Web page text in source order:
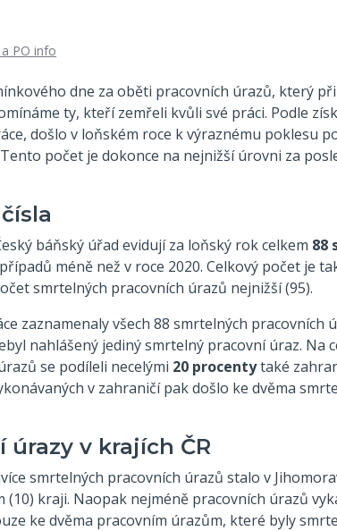
PO info
dne za oběti pracovních úrazů, který
ty, kteří zemřeli kvůli své práci. Podle
došlo v loňském roce k výraznému poklesu
počet je dokonce na nejnižší úrovni za
báňský úřad evidují za loňský rok celkem 88
méně než v roce 2020. Celkový počet je
smrtelných pracovních úrazů nejnižší (95).
zaznamenaly všech 88 smrtelných pracovních
nahlášený jediný smrtelný pracovní úraz. Na
se podíleli necelými 20 procentytaké
v zahraničí pak došlo ke dvěma
v krajích ČR
smrtelných pracovních úrazů stalo v
(10) kraji. Naopak nejméně pracovních úrazů
ke dvěma pracovním úrazům, které byly